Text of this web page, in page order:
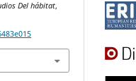
Del hábitat,